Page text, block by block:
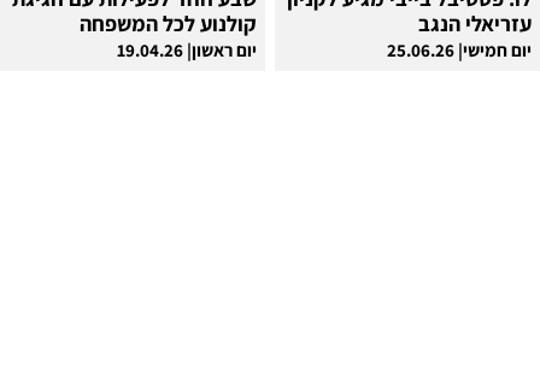
עזריאלי הנגב
יום חמישי| 25.06.26
קולנוע לכל המשפחה
יום ראשון| 19.04.26